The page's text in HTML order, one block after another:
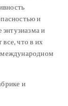
и
и
что в их
международном
и